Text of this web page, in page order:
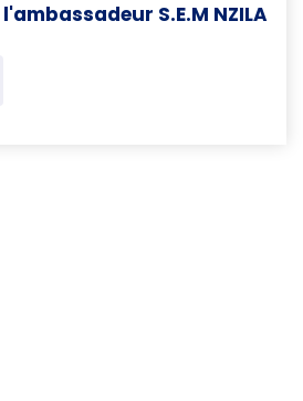
S.E.M NZILA